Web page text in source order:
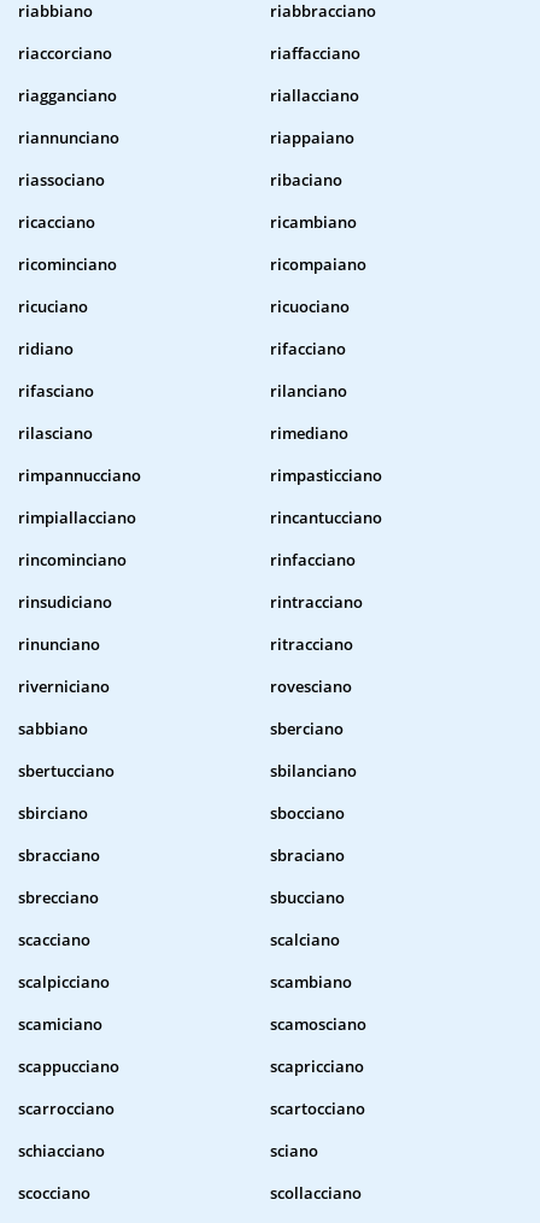
riabbiano
riabbracciano
riaccorciano
riaffacciano
riagganciano
riallacciano
riannunciano
riappaiano
riassociano
ribaciano
ricacciano
ricambiano
ricominciano
ricompaiano
ricuciano
ricuociano
ridiano
rifacciano
rifasciano
rilanciano
rilasciano
rimediano
rimpannucciano
rimpasticciano
rimpiallacciano
rincantucciano
rincominciano
rinfacciano
rinsudiciano
rintracciano
rinunciano
ritracciano
riverniciano
rovesciano
sabbiano
sberciano
sbertucciano
sbilanciano
sbirciano
sbocciano
sbracciano
sbraciano
sbrecciano
sbucciano
scacciano
scalciano
scalpicciano
scambiano
scamiciano
scamosciano
scappucciano
scapricciano
scarrocciano
scartocciano
schiacciano
sciano
scocciano
scollacciano